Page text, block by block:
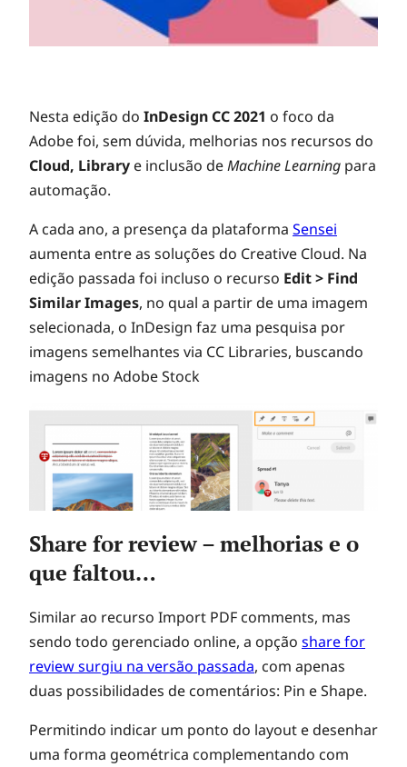
Nesta edição do InDesign CC 2021 o foco da
Adobe foi, sem dúvida, melhorias nos recursos do
Cloud, Library e inclusão deMachine Learning para
automação.
A cada ano, a presença da plataforma Sensei
aumenta entre as soluções do Creative Cloud. Na
edição passada foi incluso o recurso Edit > Find
Similar Images, no qual a partir de uma imagem
selecionada, o InDesign faz uma pesquisa por
imagens semelhantes via CC Libraries, buscando
imagens no Adobe Stock
Share for review – melhorias e o
que faltou…
Similar ao recurso Import PDF comments, mas
sendo todo gerenciado online, a opção share for
review surgiu na versão passada, com apenas
duas possibilidades de comentários: Pin e Shape.
Permitindo indicar um ponto do layout e desenhar
uma forma geométrica complementando com